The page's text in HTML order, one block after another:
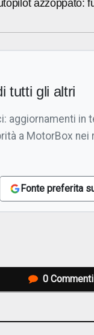
azzoppato:
tutti gli altri
aggiornamenti in
a MotorBox nei
Fonte preferita
0 Commenti